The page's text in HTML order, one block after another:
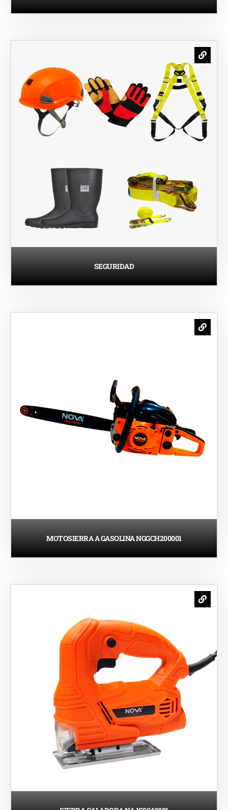
SEGURIDAD
MOTOSIERRA A GASOLINA NGGCH200001